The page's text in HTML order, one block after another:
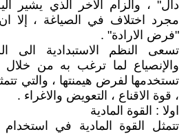
دال" ، والزام الآخر الذي يشير
مجرد اختلاف في الصياغة ، إلا
"فرض الارادة" .
تسعى النظم الاستبدادية الى
والإنصياع لما ترغب به من خلال
تستخدمها لفرض هيمنتها ، والتي
، قوة الاقناع ، التعويض والاغراء .
اولا : القوة المادية
تتمثل القوة المادية في